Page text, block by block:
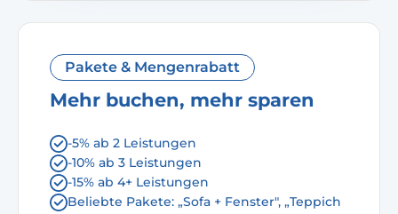
Pakete & Mengenrabatt
Mehr buchen, mehr sparen
-5% ab 2 Leistungen
-10% ab 3 Leistungen
-15% ab 4+ Leistungen
Beliebte Pakete: „Sofa + Fenster", „Teppich